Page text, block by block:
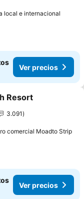
local e internacional
Ver precios
favoritos
Resort
3.091
comercial Moadto Strip
Ver precios